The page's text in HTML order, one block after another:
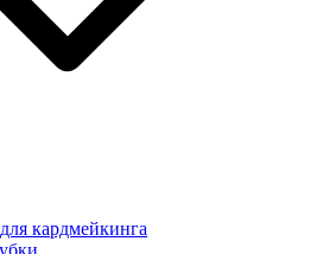
кардмейкинга